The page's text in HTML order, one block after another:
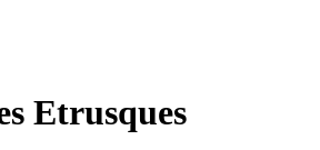
Etrusques